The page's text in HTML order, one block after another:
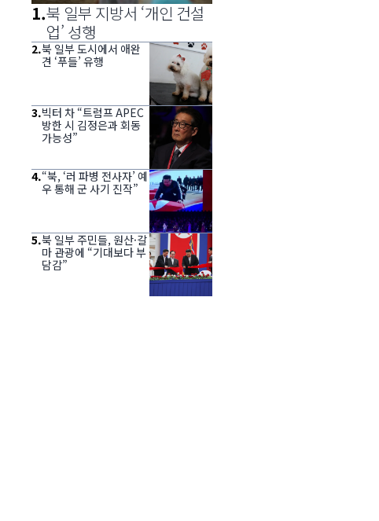
1.북 일부 지방서 ‘개인 건설
업’ 성행
2.북 일부 도시에서 애완
견 ‘푸들’ 유행
3.빅터 차 “트럼프 APEC
방한 시 김정은과 회동
가능성”
4.“북, ‘러 파병 전사자’ 예
우 통해 군 사기 진작”
5.북 일부 주민들, 원산·갈
마 관광에 “기대보다 부
담감”